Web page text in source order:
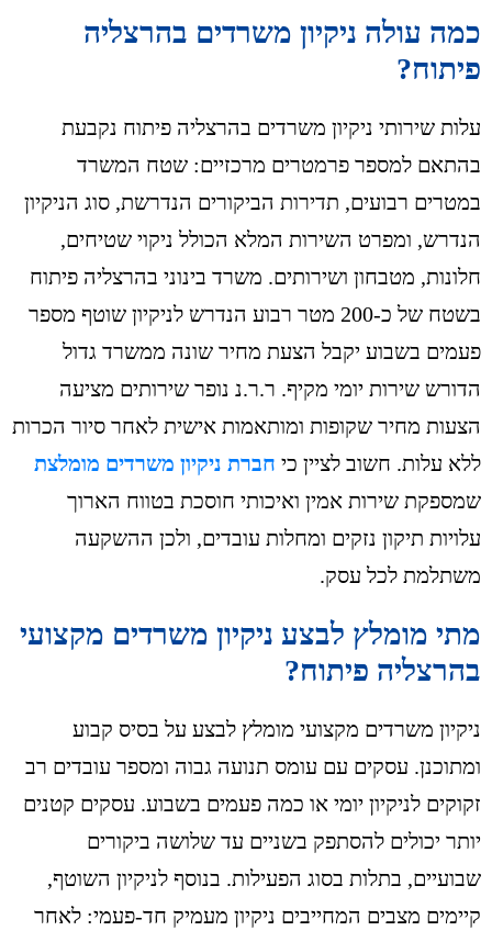
כמה עולה ניקיון משרדים בהרצליה
פיתוח?
עלות שירותי ניקיון משרדים בהרצליה פיתוח נקבעת
בהתאם למספר פרמטרים מרכזיים: שטח המשרד
במטרים רבועים, תדירות הביקורים הנדרשת, סוג הניקיון
הנדרש, ומפרט השירות המלא הכולל ניקוי שטיחים,
חלונות, מטבחון ושירותים. משרד בינוני בהרצליה פיתוח
בשטח של כ-200 מטר רבוע הנדרש לניקיון שוטף מספר
פעמים בשבוע יקבל הצעת מחיר שונה ממשרד גדול
הדורש שירות יומי מקיף. ר.ר.נ נופר שירותים מציעה
הצעות מחיר שקופות ומותאמות אישית לאחר סיור הכרות
ללא עלות. חשוב לציין כי חברת ניקיון משרדים מומלצת
שמספקת שירות אמין ואיכותי חוסכת בטווח הארוך
עלויות תיקון נזקים ומחלות עובדים, ולכן ההשקעה
משתלמת לכל עסק.
מתי מומלץ לבצע ניקיון משרדים מקצועי
בהרצליה פיתוח?
ניקיון משרדים מקצועי מומלץ לבצע על בסיס קבוע
ומתוכנן. עסקים עם עומס תנועה גבוה ומספר עובדים רב
זקוקים לניקיון יומי או כמה פעמים בשבוע. עסקים קטנים
יותר יכולים להסתפק בשניים עד שלושה ביקורים
שבועיים, בתלות בסוג הפעילות. בנוסף לניקיון השוטף,
קיימים מצבים המחייבים ניקיון מעמיק חד-פעמי: לאחר